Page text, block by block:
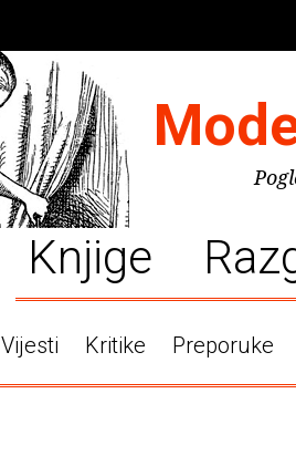
Knjige
Vijesti Kritike Preporuke